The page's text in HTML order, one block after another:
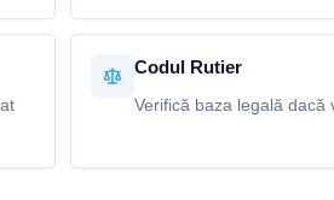
Codul Rutier
Verifică baza legală dacă